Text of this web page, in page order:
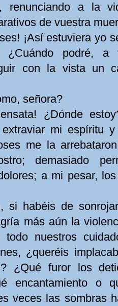
renunciando a la
de vuestra
¡Así estuviera yo
¿Cuándo podré,
con la vista un
señora?
¿Dónde
mi espíritu
me la
demasiado
a mi pesar,
si habéis de
más aún la
todo nuestros
¿queréis
¿Qué furor los
encantamiento o
veces las sombras